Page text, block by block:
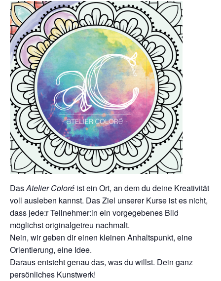
DasAtelier Coloré ist ein Ort, an dem du deine Kreativität
voll ausleben kannst. Das Ziel unserer Kurse ist es nicht,
dass jede:r Teilnehmer:in ein vorgegebenes Bild
möglichst originalgetreu nachmalt.
Nein, wir geben dir einen kleinen Anhaltspunkt, eine
Orientierung, eine Idee.
Daraus entsteht genau das, was du willst. Dein ganz
persönliches Kunstwerk!